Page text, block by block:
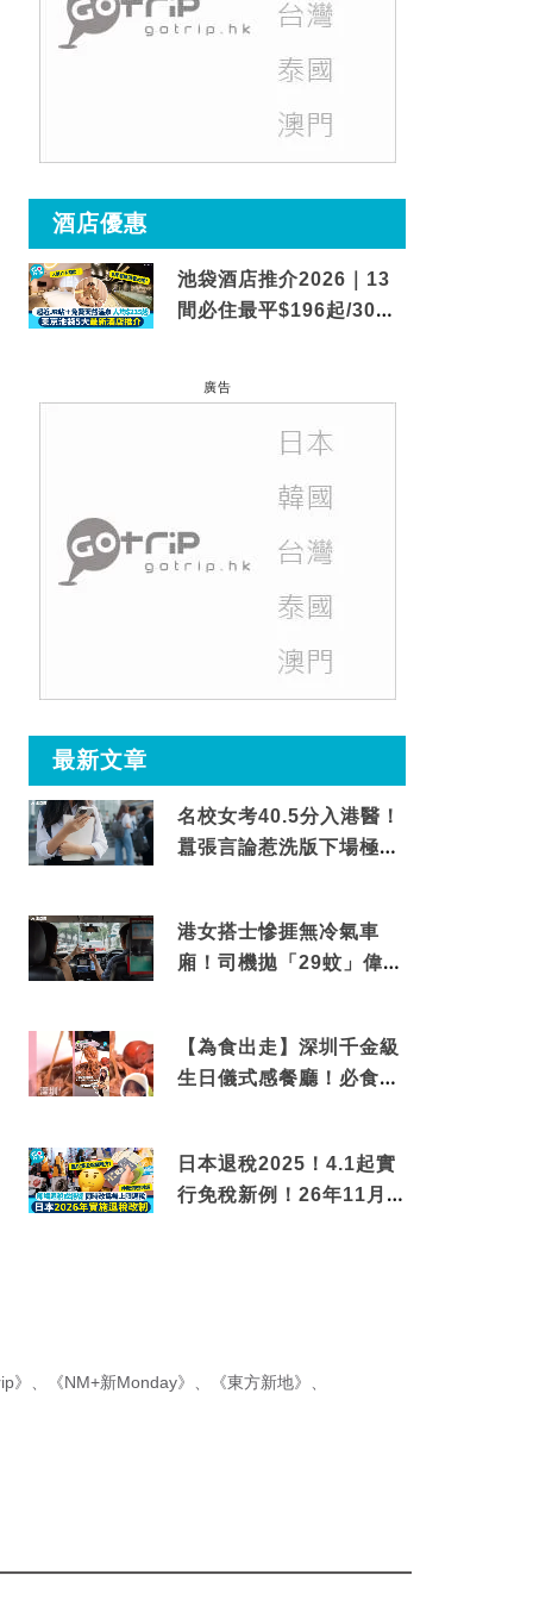
酒店優惠
池袋酒店推介2026｜13
間必住最平$196起/30秒
廣告
最新文章
名校女考40.5分入港醫！
囂張言論惹洗版下場極震
港女搭士慘捱無冷氣車
廂！司機拋「29蚊」偉論
【為食出走】深圳千金級
生日儀式感餐廳！必食失
日本退稅2025！4.1起實
行免稅新例！26年11月
》 、 《NM+新Monday》 、 《東方新地》 、